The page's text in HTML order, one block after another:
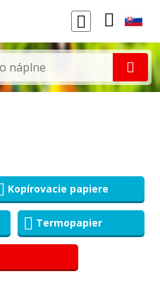
Kopírovacie papiere
Termopapier